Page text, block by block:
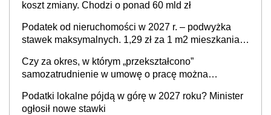
koszt zmiany. Chodzi o ponad 60 mld zł
Podatek od nieruchomości w 2027 r. – podwyżka
stawek maksymalnych. 1,29 zł za 1 m2 mieszkania,
prowadzeniem działalności gospodarczej
Czy za okres, w którym „przekształcono”
samozatrudnienie w umowę o pracę można
cywilnoprawnej jedynym racjonalnym wyjściem
Podatki lokalne pójdą w górę w 2027 roku? Minister
ogłosił nowe stawki